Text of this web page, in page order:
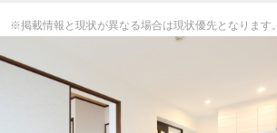
掲載情報と現状が異なる場合は現状優先となります。